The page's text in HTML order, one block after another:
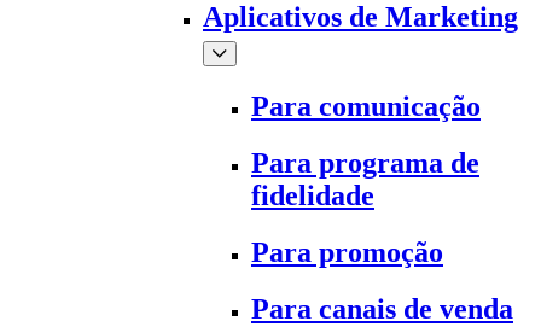
Aplicativos de Marketing
Para comunicação
Para programa de
fidelidade
Para promoção
Para canais de venda